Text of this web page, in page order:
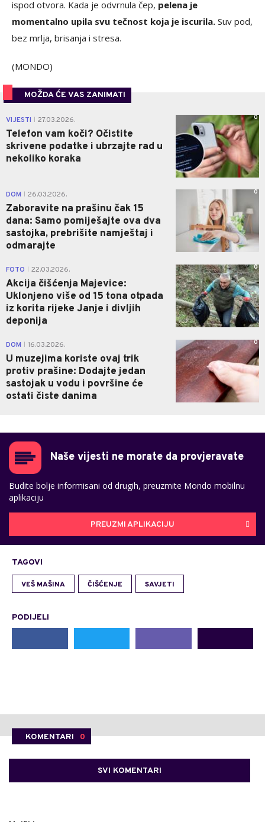
ispod otvora. Kada je odvrnula čep, pelena je
momentalno upila svu tečnost koja je iscurila. Suv pod,
bez mrlja, brisanja i stresa.
(MONDO)
MOŽDA ĆE VAS ZANIMATI
VIJESTI 27.03.2026.
Telefon vam koči? Očistite
skrivene podatke i ubrzajte rad u
nekoliko koraka
0
DOM 26.03.2026.
Zaboravite na prašinu čak 15
dana: Samo pomiješajte ova dva
sastojka, prebrišite namještaj i
odmarajte
0
FOTO 22.03.2026.
Akcija čišćenja Majevice:
Uklonjeno više od 15 tona otpada
iz korita rijeke Janje i divljih
deponija
0
DOM 16.03.2026.
U muzejima koriste ovaj trik
protiv prašine: Dodajte jedan
sastojak u vodu i površine će
ostati čiste danima
0
Naše vijesti ne morate da provjeravate
Budite bolje informisani od drugih, preuzmite Mondo mobilnu
aplikaciju
PREUZMI APLIKACIJU
TAGOVI
VEŠ MAŠINA ČIŠĆENJE SAVJETI
PODIJELI
KOMENTARI 0
SVI KOMENTARI